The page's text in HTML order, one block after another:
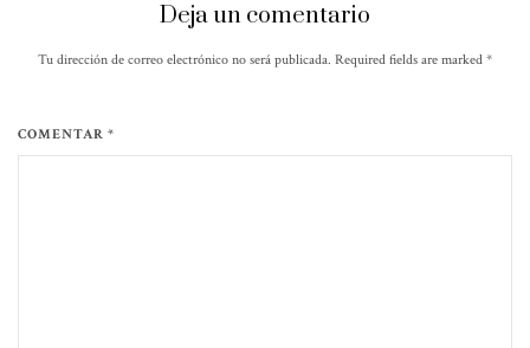
Deja un comentario
Tu dirección de correo electrónico no será publicada. Required fields are marked *
COMENTAR *